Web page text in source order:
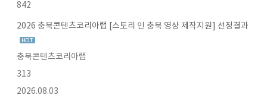
842
2026 충북콘텐츠코리아랩 [스토리 인 충북 영상 제작지원] 선정결과
충북콘텐츠코리아랩
313
2026.08.03